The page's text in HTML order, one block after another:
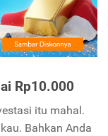
Rp10.000
itu mahal.
Bahkan Anda